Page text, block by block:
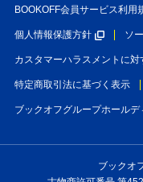
BOOKOFF会員サービス利用
個人情報保護方針 ソ
カスタマーハラスメントに対
特定商取引法に基づく表示
ブックオフグループホールデ
ブックオ